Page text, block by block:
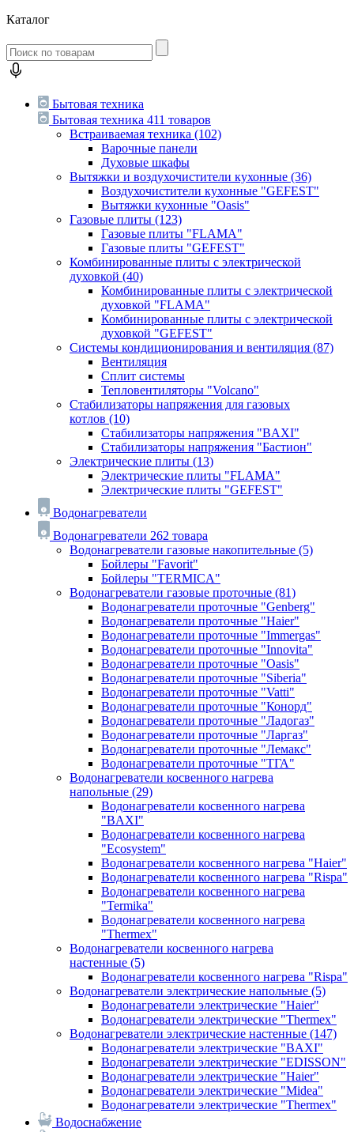
Каталог
Бытовая техника
Бытовая техника 411 товаров
Встраиваемая техника (102)
Варочные панели
Духовые шкафы
Вытяжки и воздухочистители кухонные (36)
Воздухочистители кухонные "GEFEST"
Вытяжки кухонные "Oasis"
Газовые плиты (123)
Газовые плиты "FLAMA"
Газовые плиты "GEFEST"
Комбинированные плиты с электрической
духовкой (40)
Комбинированные плиты с электрической
духовкой "FLAMA"
Комбинированные плиты с электрической
духовкой "GEFEST"
Системы кондиционирования и вентиляция (87)
Вентиляция
Сплит системы
Тепловентиляторы "Volcano"
Стабилизаторы напряжения для газовых
котлов (10)
Стабилизаторы напряжения "BAXI"
Стабилизаторы напряжения "Бастион"
Электрические плиты (13)
Электрические плиты "FLAMA"
Электрические плиты "GEFEST"
Водонагреватели
Водонагреватели 262 товара
Водонагреватели газовые накопительные (5)
Бойлеры "Favorit"
Бойлеры "TERMICA"
Водонагреватели газовые проточные (81)
Водонагреватели проточные "Genberg"
Водонагреватели проточные "Haier"
Водонагреватели проточные "Immergas"
Водонагреватели проточные "Innovita"
Водонагреватели проточные "Oasis"
Водонагреватели проточные "Siberia"
Водонагреватели проточные "Vatti"
Водонагреватели проточные "Конорд"
Водонагреватели проточные "Ладогаз"
Водонагреватели проточные "Ларгаз"
Водонагреватели проточные "Лемакс"
Водонагреватели проточные "ТГА"
Водонагреватели косвенного нагрева
напольные (29)
Водонагреватели косвенного нагрева
"BAXI"
Водонагреватели косвенного нагрева
"Ecosystem"
Водонагреватели косвенного нагрева "Haier"
Водонагреватели косвенного нагрева "Rispa"
Водонагреватели косвенного нагрева
"Termika"
Водонагреватели косвенного нагрева
"Thermex"
Водонагреватели косвенного нагрева
настенные (5)
Водонагреватели косвенного нагрева "Rispa"
Водонагреватели электрические напольные (5)
Водонагреватели электрические "Haier"
Водонагреватели электрические "Thermex"
Водонагреватели электрические настенные (147)
Водонагреватели электрические "BAXI"
Водонагреватели электрические "EDISSON"
Водонагреватели электрические "Haier"
Водонагреватели электрические "Midea"
Водонагреватели электрические "Thermex"
Водоснабжение